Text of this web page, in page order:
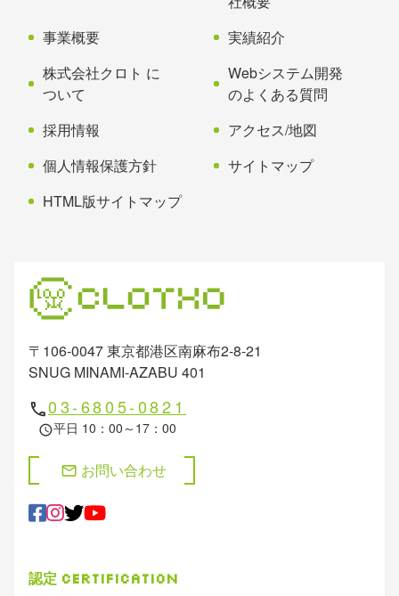
〒106-0047 東京都港区南麻布2-8-21
SNUG MINAMI-AZABU 401
phone03-6805-0821
schedule平日 10：00～17：00
mail お問い合わせ
認定 Certification
事業概要
実績紹介
株式会社クロト に
ついて
Webシステム開発
のよくある質問
採用情報
アクセス/地図
個人情報保護方針
サイトマップ
HTML版サイトマップ